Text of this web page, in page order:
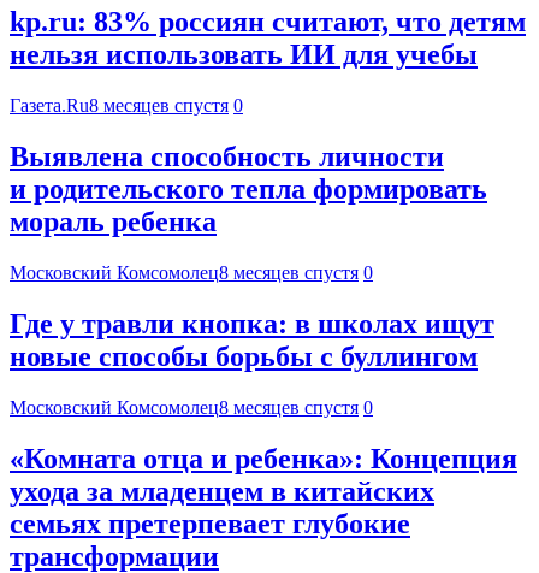
kp.ru: 83% россиян считают, что детям
нельзя использовать ИИ для учебы
Газета.Ru8 месяцев спустя 0
Выявлена способность личности
и родительского тепла формировать
мораль ребенка
Московский Комсомолец8 месяцев спустя 0
Где у травли кнопка: в школах ищут
новые способы борьбы с буллингом
Московский Комсомолец8 месяцев спустя 0
«Комната отца и ребенка»: Концепция
ухода за младенцем в китайских
семьях претерпевает глубокие
трансформации